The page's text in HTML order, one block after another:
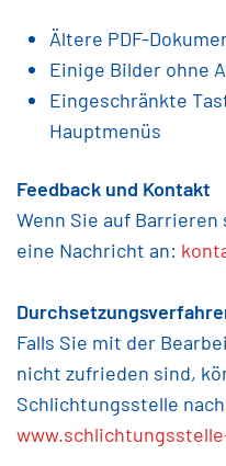
Ältere PDF-
Einige Bilder ohne
Eingeschränkte
Hauptmenüs
Feedback und Kontakt
Wenn Sie auf
eine Nachricht an:
Falls Sie mit der
nicht zufrieden sind,
Schlichtungsstelle nach